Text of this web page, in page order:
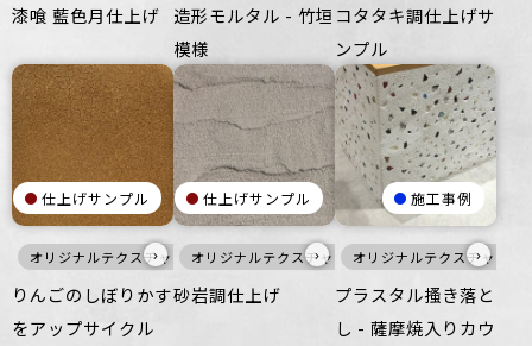
漆喰 藍色月仕上げ
造形モルタル - 竹垣
模様
コタタキ調仕上げサ
ンプル
仕上げサンプル
オリジナルテクスチャ・特殊左官 暖色 壁
›
りんごのしぼりかす
をアップサイクル
仕上げサンプル
オリジナルテクスチャ・特殊左官 壁
›
砂岩調仕上げ
施工事例
オリジナルテクスチャ・特
›
プラスタル搔き落と
し - 薩摩焼入りカウ